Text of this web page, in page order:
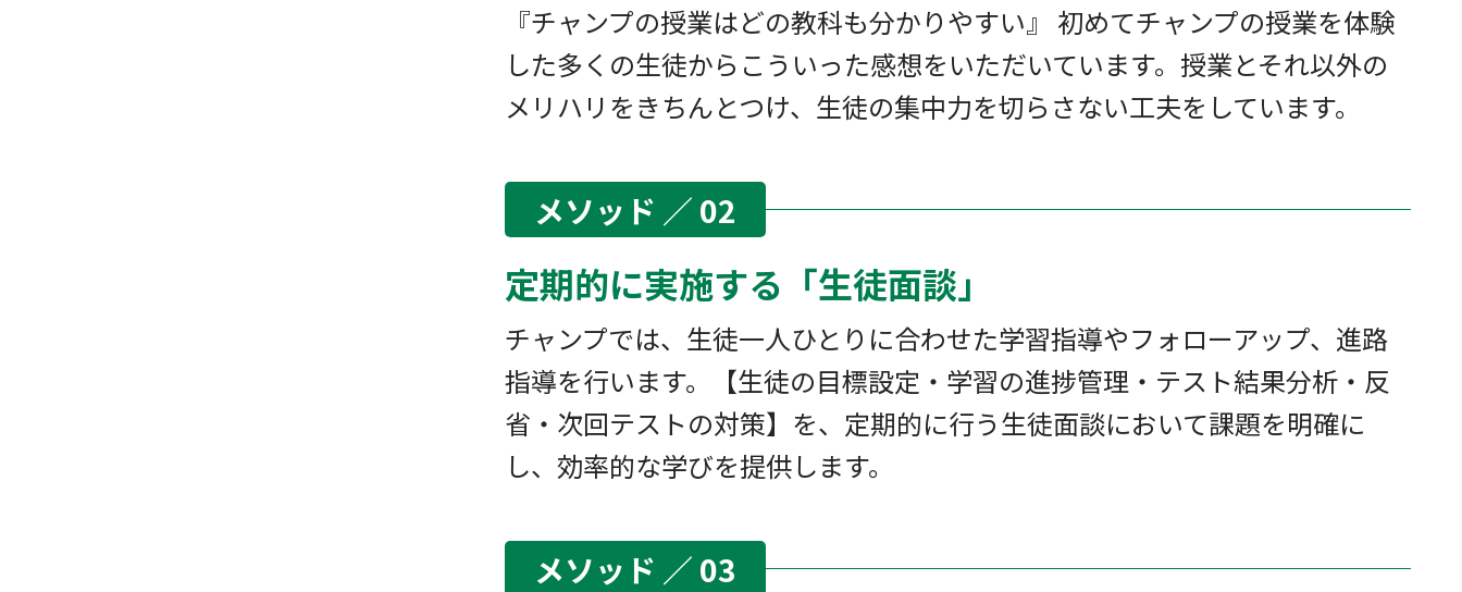
『チャンプの授業はどの教科も分かりやすい』 初めてチャンプの授業を体験
した多くの生徒からこういった感想をいただいています。授業とそれ以外の
メリハリをきちんとつけ、生徒の集中力を切らさない工夫をしています。
メソッド ／ 02
定期的に実施する「生徒面談」
チャンプでは、生徒一人ひとりに合わせた学習指導やフォローアップ、進路
指導を行います。【生徒の目標設定・学習の進捗管理・テスト結果分析・反
省・次回テストの対策】を、定期的に行う生徒面談において課題を明確に
し、効率的な学びを提供します。
メソッド ／ 03